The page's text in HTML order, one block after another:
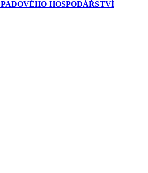
HOSPODÁŘSTVÍ